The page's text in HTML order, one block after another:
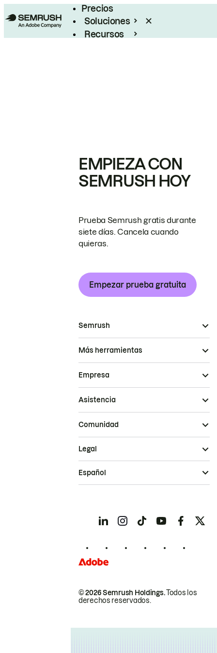
Precios
Soluciones
Recursos
EMPIEZA CON
SEMRUSH HOY
Prueba Semrush gratis durante
siete días. Cancela cuando
quieras.
Empezar prueba gratuita
Semrush
Más herramientas
Empresa
Asistencia
Comunidad
© 2026 Semrush Holdings.Todos los
derechos reservados.
Legal
Español